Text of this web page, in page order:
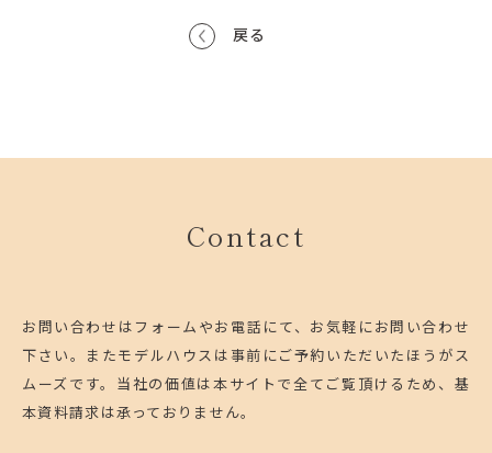
戻る
Contact
お問い合わせはフォームやお電話にて、お気軽にお問い合わせ
下さい。 またモデルハウスは事前にご予約いただいたほうがス
ムーズです。 当社の価値は本サイトで全てご覧頂けるため、基
本資料請求は承っておりません。